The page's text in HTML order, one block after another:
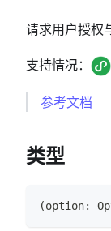
请求用户授权
支持情况：
参考文档
类型
(option: